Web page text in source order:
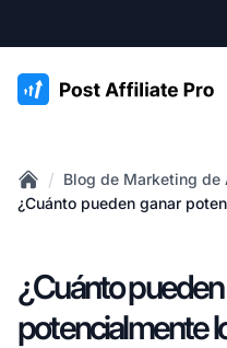
:site.title
Home
/ Blog de Marketing de
¿Cuánto pueden ganar
¿Cuánto
potencialmente